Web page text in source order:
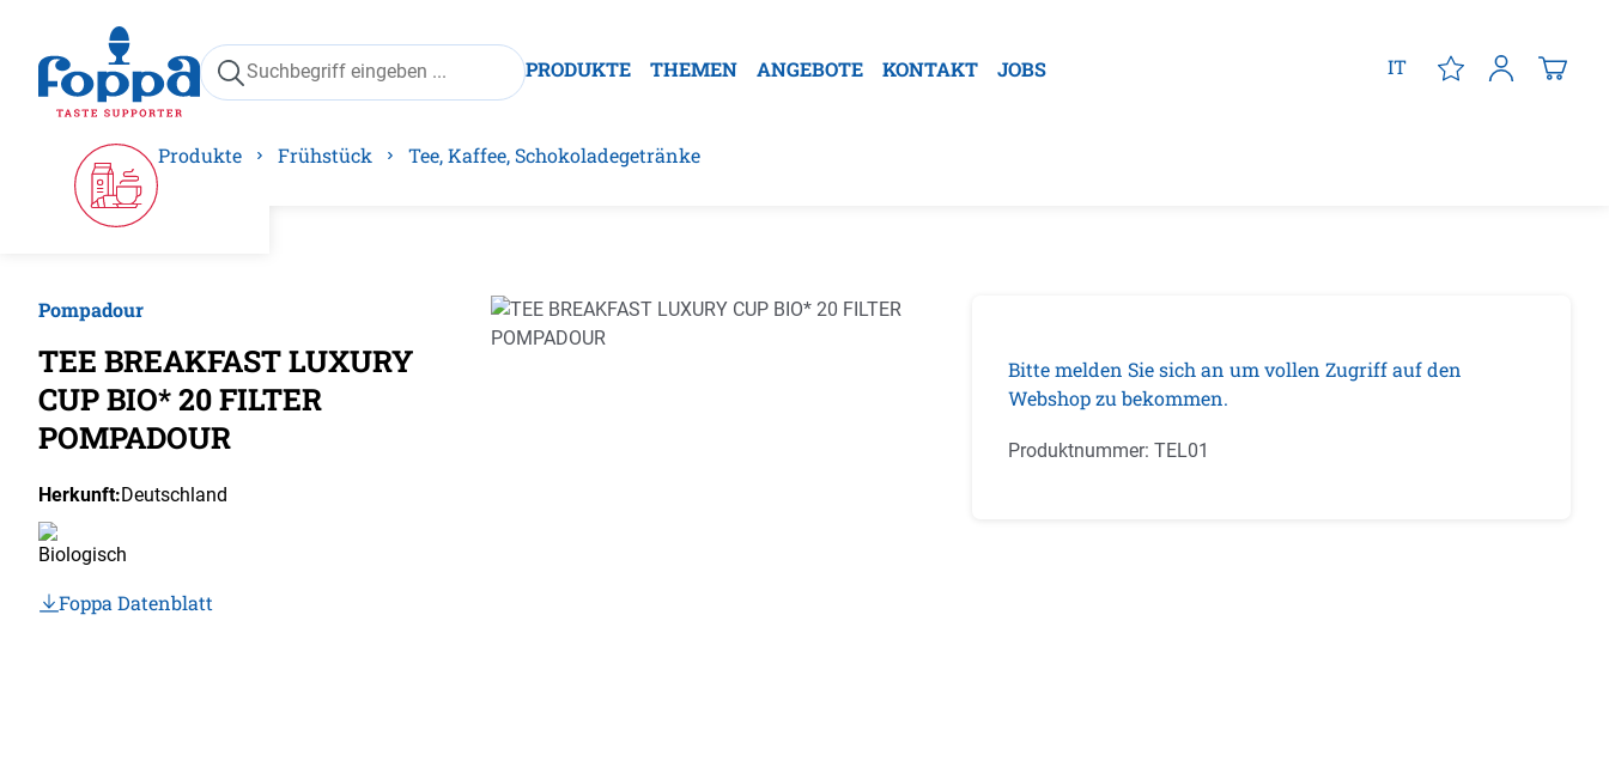
Zur Hauptnavigation springen
PRODUKTE THEMEN ANGEBOTE KONTAKT JOBS IT
Produkte Frühstück Tee, Kaffee, Schokoladegetränke
Pompadour
TEE BREAKFAST LUXURY
CUP BIO* 20 FILTER
POMPADOUR
Herkunft:Deutschland
Foppa Datenblatt
Bildergalerie überspringen
Bitte melden Sie sich an um vollen Zugriff auf den
Webshop zu bekommen.
Produktnummer: TEL01